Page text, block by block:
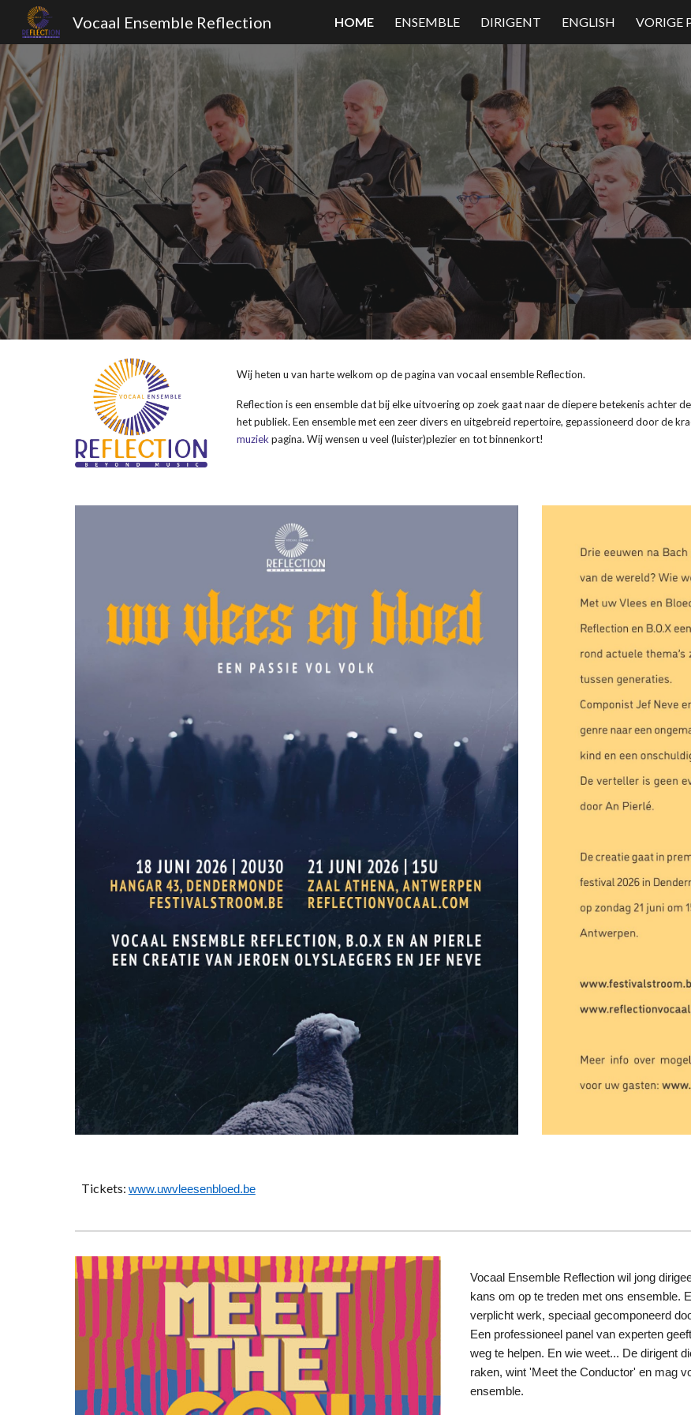
Skip to main content Skip to
Vocaal Ensemble Reflection HOME ENSEMBLE DIRIGENT ENGLISH VORIGE
Wij heten u van harte welkom op de pagina van vocaal ensemble Reflection.
Reflection is een ensemble dat bij elke uitvoering op zoek gaat naar de diepere betekenis achter
het publiek. Een ensemble met een zeer divers en uitgebreid repertoire, gepassioneerd door de
muziek pagina. Wij wensen u veel (luister)plezier en tot binnenkort!
Tickets: www.uwvleesenbloed.be
Vocaal Ensemble Reflection wil jong
kans om op te treden met ons ensemble.
verplicht werk, speciaal gecomponeerd
Een professioneel panel van experten
weg te helpen. En wie weet... De dirigent
raken, wint 'Meet the Conductor' en mag
ensemble.